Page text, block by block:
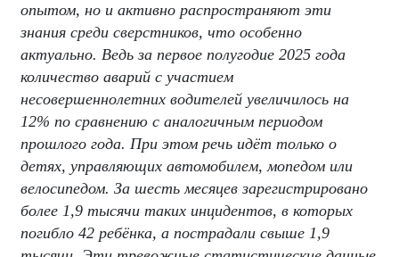
опытом, но и активно распространяют эти
знания среди сверстников, что особенно
актуально. Ведь за первое полугодие 2025 года
количество аварий с участием
несовершеннолетних водителей увеличилось на
12% по сравнению с аналогичным периодом
прошлого года. При этом речь идёт только о
детях, управляющих автомобилем, мопедом или
велосипедом. За шесть месяцев зарегистрировано
более 1,9 тысячи таких инцидентов, в которых
погибло 42 ребёнка, а пострадали свыше 1,9